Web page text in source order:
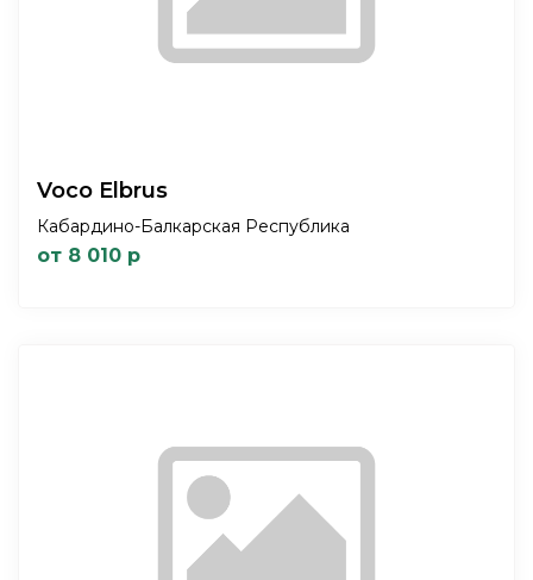
Voco Elbrus
Кабардино-Балкарская Республика
от 8 010 р